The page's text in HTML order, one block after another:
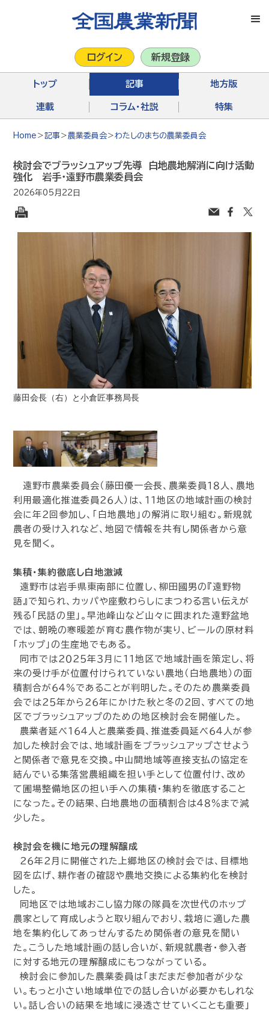
トップ 記事 地方版
連載 コラム・社説 特集
ログイン 新規登録
Home ＞記事＞農業委員会＞わたしのまちの農業委員会
検討会でブラッシュアップ先導 白地農地解消に向け活動
強化 岩手・遠野市農業委員会
2026年05月22日
藤田会長（右）と小倉匠事務局長
遠野市農業委員会（藤田優一会長、農業委員１８人、農地
利用最適化推進委員２６人）は、１１地区の地域計画の検討
会に年２回参加し、「白地農地」の解消に取り組む。新規就
農者の受け入れなど、地図で情報を共有し関係者から意
見を聞く。
集積・集約徹底し白地激減
遠野市は岩手県東南部に位置し、柳田國男の『遠野物
語』で知られ、カッパや座敷わらしにまつわる言い伝えが
残る「民話の里」。早池峰山など山々に囲まれた遠野盆地
では、朝晩の寒暖差が育む農作物が実り、ビールの原材料
「ホップ」の生産地でもある。
同市では２０２５年３月に１１地区で地域計画を策定し、将
来の受け手が位置付けられていない農地（白地農地）の面
積割合が６４％であることが判明した。そのため農業委員
会では２５年から２６年にかけた秋と冬の２回、すべての地
区でブラッシュアップのための地区検討会を開催した。
農業者延べ１６４人と農業委員、推進委員延べ６４人が参
加した検討会では、地域計画をブラッシュアップさせよう
と関係者で意見を交換。中山間地域等直接支払の協定を
結んでいる集落営農組織を担い手として位置付け、改め
て圃場整備地区の担い手への集積・集約を徹底すること
になった。その結果、白地農地の面積割合は４８％まで減
少した。
検討会を機に地元の理解醸成
２６年２月に開催された上郷地区の検討会では、目標地
図を広げ、耕作者の確認や農地交換による集約化を検討
した。
同地区では地域おこし協力隊の隊員を次世代のホップ
農家として育成しようと取り組んでおり、栽培に適した農
地を集約化してあっせんするため関係者の意見を聞い
た。こうした地域計画の話し合いが、新規就農者・参入者
に対する地元の理解醸成にもつながっている。
検討会に参加した農業委員は「まだまだ参加者が少な
い。もっと小さい地域単位での話し合いが必要かもしれな
い。話し合いの結果を地域に浸透させていくことも重要」